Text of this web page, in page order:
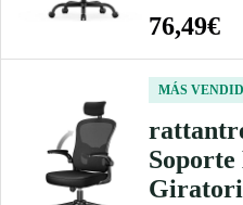
76,49€
MÁS